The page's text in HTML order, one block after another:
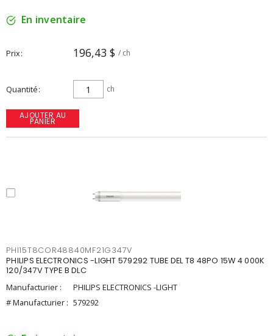
En inventaire
Prix 196,43 $ / ch
Quantité ch
AJOUTER AU
PANIER
PHI15T8COR48840MF21G347V
PHILIPS ELECTRONICS -LIGHT 579292 TUBE DEL T8 48PO 15W 4 000K
120/347V TYPE B DLC
Manufacturier :
PHILIPS ELECTRONICS -LIGHT
# Manufacturier : 579292